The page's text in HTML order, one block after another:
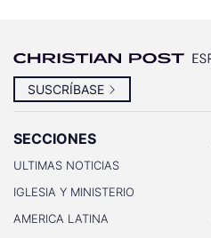
SUSCRÍBASE
SECCIONES
ULTIMAS NOTICIAS
IGLESIA Y MINISTERIO
AMERICA LATINA